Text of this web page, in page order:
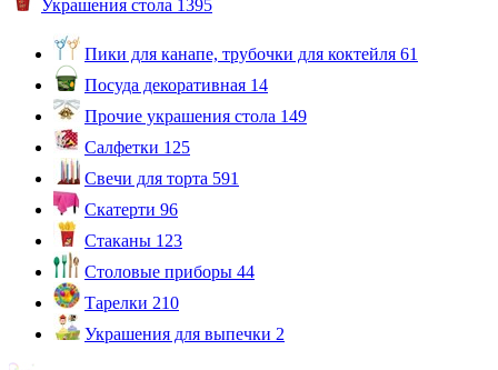
Украшения стола 1395
Пики для канапе, трубочки для коктейля 61
Посуда декоративная 14
Прочие украшения стола 149
Салфетки 125
Свечи для торта 591
Скатерти 96
Стаканы 123
Столовые приборы 44
Тарелки 210
Украшения для выпечки 2